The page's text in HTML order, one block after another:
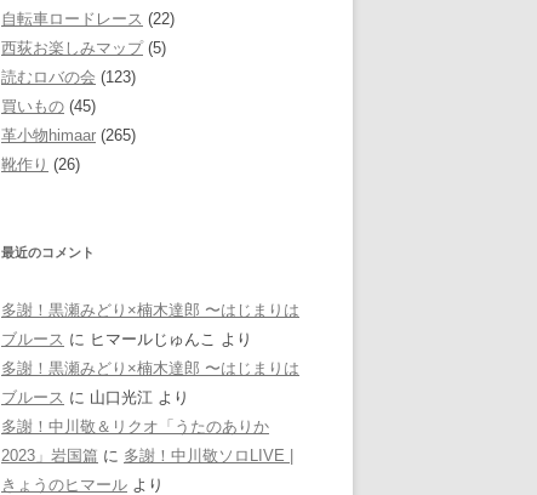
自転車ロードレース (22)
西荻お楽しみマップ(5)
読むロバの会 (123)
買いもの (45)
革小物himaar (265)
靴作り (26)
最近のコメント
多謝！黒瀬みどり×楠木達郎 〜はじまりは
ブルース に ヒマールじゅんこ より
多謝！黒瀬みどり×楠木達郎 〜はじまりは
ブルース に 山口光江 より
多謝！中川敬＆リクオ「うたのありか
2023」岩国篇 に 多謝！中川敬ソロLIVE |
きょうのヒマール より